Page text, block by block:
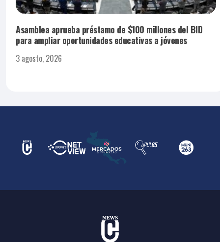
Asamblea aprueba préstamo de $100 millones del BID
para ampliar oportunidades educativas a jóvenes
3 agosto, 2026